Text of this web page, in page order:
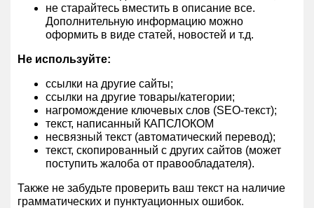
не старайтесь вместить в описание все.
Дополнительную информацию можно
оформить в виде статей, новостей и т.д.
Не используйте:
ссылки на другие сайты;
ссылки на другие товары/категории;
нагромождение ключевых слов (SEO-текст);
текст, написанный КАПСЛОКОМ
несвязный текст (автоматический перевод);
текст, скопированный с других сайтов (может
поступить жалоба от правообладателя).
Также не забудьте проверить ваш текст на наличие
грамматических и пунктуационных ошибок.